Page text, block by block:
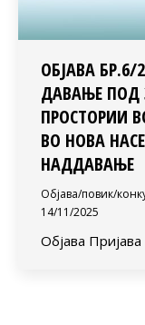
ОБЈАВА БР.6/
ДАВАЊЕ ПОД
ПРОСТОРИИ
ВО НОВА
НАДДАВАЊЕ
Објава/повик/
14/11/2025
Објава Пријава